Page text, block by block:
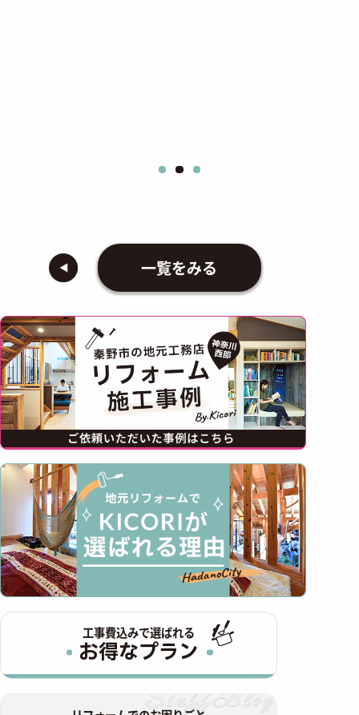
一覧をみる
工事費込みで選ばれる
お得なプラン